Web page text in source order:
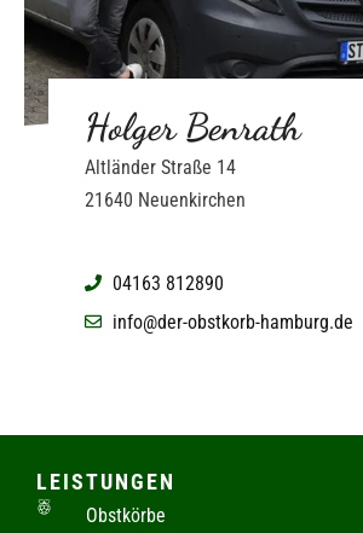
Holger Benrath
Altländer Straße 14
21640 Neuenkirchen
04163 812890
info@der-obstkorb-hamburg.de
LEISTUNGEN
Obstkörbe